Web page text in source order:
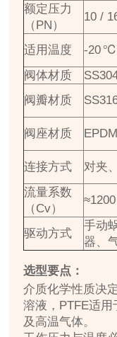
额定压力
（PN）
10 /
适用温度
-20
阀体材质
阀瓣材质
阀座材质
连接方式
对夹
流量系数
（Cv）
≈1200
驱动方式
手动
器、
选型要点：
介质化学性质决
溶液，PTFE适
及高温气体。